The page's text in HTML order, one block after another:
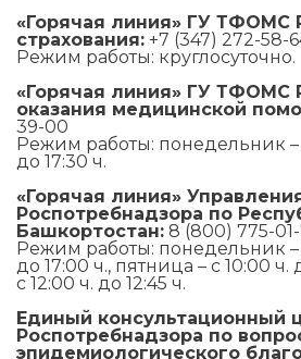
«Горячая линия» ГУ ТФОМС
страхования: +7 (347) 272-58-
Режим работы: круглосуточно.
«Горячая линия» ГУ ТФОМС
оказания медицинской
39-00
Режим работы: понедельник –
до 17:30 ч.
«Горячая линия»
Роспотребнадзора по
Башкортостан: 8 (800) 775-
Режим работы: понедельник –
до 17:00 ч., пятница – с 10:00 ч.
с 12:00 ч. до 12:45 ч.
Единый консультационный
Роспотребнадзора по
эпидемиологического